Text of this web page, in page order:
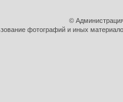
©
фотографий и иных